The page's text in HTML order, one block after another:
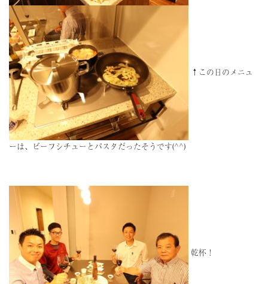
↑この日のメニュ
ーは、ビーフシチューとパスタだったそうです(^^)
乾杯！